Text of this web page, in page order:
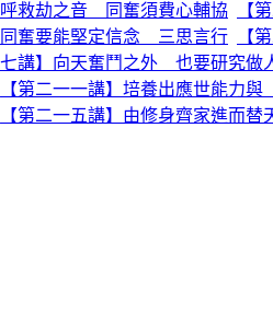
呼救劫之音 同奮須費心輔協 【
同奮要能堅定信念 三思言行 【
七講】向天奮鬥之外 也要研究做
【第二一一講】培養出應世能力
【第二一五講】由修身齊家進而替